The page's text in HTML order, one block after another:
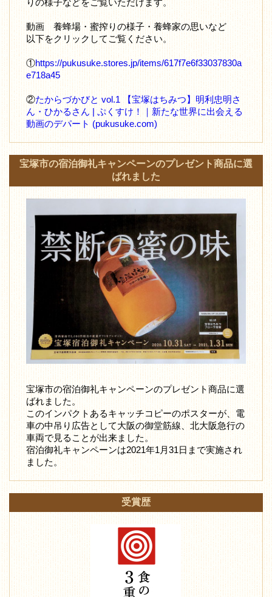
りの様子などをご覧いただけます。
動画 養蜂場・蜜搾りの様子・養蜂家の思いなど
以下をクリックしてご覧ください。
①https://pukusuke.stores.jp/items/617f7e6f33037830a
e718a45
②たからづかびと vol.1 【宝塚はちみつ】明利忠明さ
ん・ひかるさん | ぷくすけ！｜新たな世界に出会える
動画のデパート (pukusuke.com)
宝塚市の宿泊御礼キャンペーンのプレゼント商品に選
ばれました
宝塚市の宿泊御礼キャンペーンのプレゼント商品に選
ばれました。
このインパクトあるキャッチコピーのポスターが、電
車の中吊り広告として大阪の御堂筋線、北大阪急行の
車両で見ることが出来ました。
宿泊御礼キャンペーンは2021年1月31日まで実施され
ました。
受賞歴